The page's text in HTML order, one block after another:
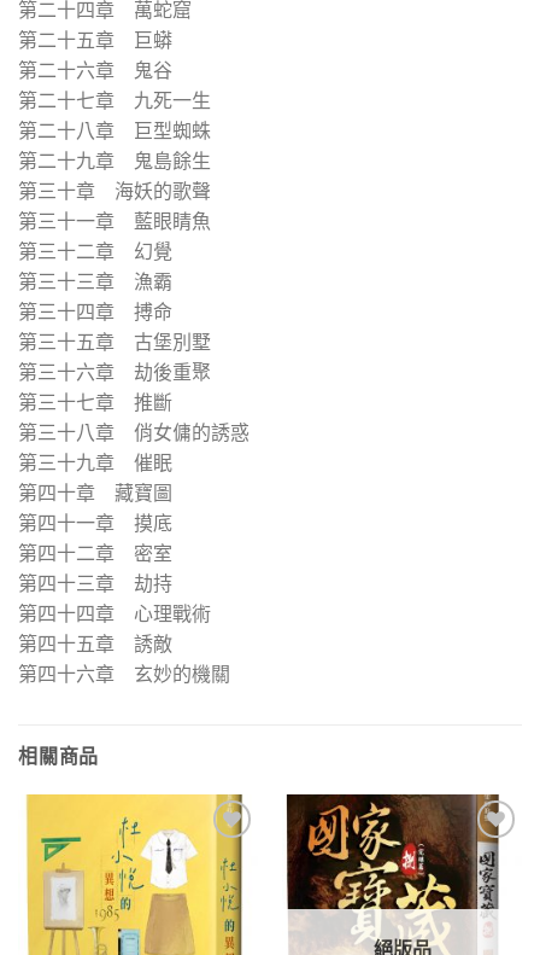
第二十四章 萬蛇窟
第二十五章 巨蟒
第二十六章 鬼谷
第二十七章 九死一生
第二十八章 巨型蜘蛛
第二十九章 鬼島餘生
第三十章 海妖的歌聲
第三十一章 藍眼睛魚
第三十二章 幻覺
第三十三章 漁霸
第三十四章 搏命
第三十五章 古堡別墅
第三十六章 劫後重聚
第三十七章 推斷
第三十八章 俏女傭的誘惑
第三十九章 催眠
第四十章 藏寶圖
第四十一章 摸底
第四十二章 密室
第四十三章 劫持
第四十四章 心理戰術
第四十五章 誘敵
第四十六章 玄妙的機關
相關商品
加入
「願
望清
單」
加入
「願
望清
單」
絕版品